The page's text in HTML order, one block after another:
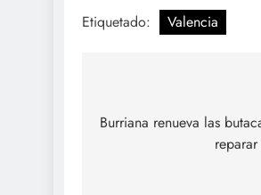
Etiquetado: Valencia
de
Burriana renueva las